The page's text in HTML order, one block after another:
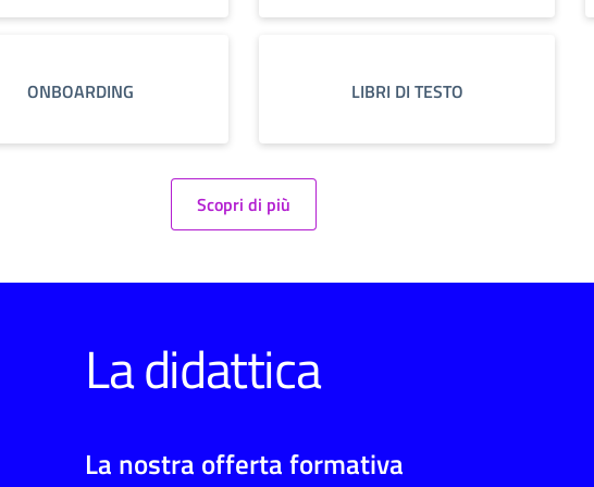
ONBOARDING LIBRI DI TESTO
Scopri di più
La didattica
La nostra offerta formativa